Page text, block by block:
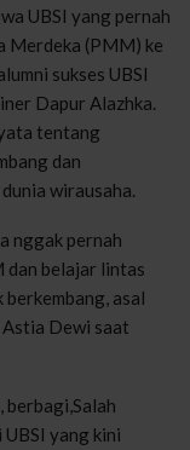
UBSI yang pernah
Merdeka (PMM) ke
sukses UBSI
Dapur Alazhka.
tentang
dan
wirausaha.
nggak pernah
dan belajar lintas
berkembang, asal
Astia Dewi saat
berbagi,Salah
yang kini